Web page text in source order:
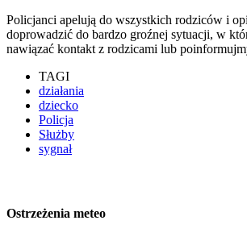
Policjanci apelują do wszystkich rodziców i
doprowadzić do bardzo groźnej sytuacji, w
nawiązać kontakt z rodzicami lub
TAGI
działania
dziecko
Policja
Służby
sygnał
Ostrzeżenia meteo